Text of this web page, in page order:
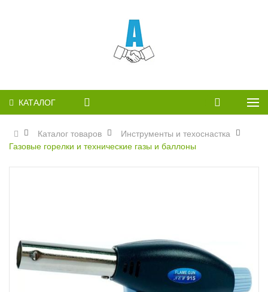
КАТАЛОГ
Каталог товаров
Инструменты и техоснастка
Газовые горелки и технические газы и баллоны